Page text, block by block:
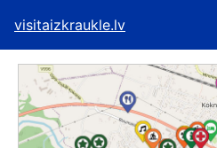
visitaizkraukle.lv